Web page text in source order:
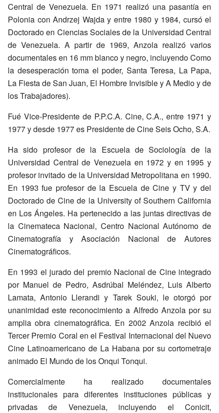
Central de Venezuela. En 1971 realizó una pasantía en
Polonia con Andrzej Wajda y entre 1980 y 1984, cursó el
Doctorado en Ciencias Sociales de la Universidad Central
de Venezuela. A partir de 1969, Anzola realizó varios
documentales en 16 mm blanco y negro, incluyendo Como
la desesperación toma el poder, Santa Teresa, La Papa,
La Fiesta de San Juan, El Hombre Invisible y A Medio y de
los Trabajadores).
Fué Vice-Presidente de P.P.C.A. Cine, C.A., entre 1971 y
1977 y desde 1977 es Presidente de Cine Seis Ocho, S.A.
Ha sido profesor de la Escuela de Sociología de la
Universidad Central de Venezuela en 1972 y en 1995 y
profesor invitado de la Universidad Metropolitana en 1990.
En 1993 fue profesor de la Escuela de Cine y TV y del
Doctorado de Cine de la University of Southern California
en Los Ángeles. Ha pertenecido a las juntas directivas de
la Cinemateca Nacional, Centro Nacional Autónomo de
Cinematografía y Asociación Nacional de Autores
Cinematográficos.
En 1993 el jurado del premio Nacional de Cine integrado
por Manuel de Pedro, Asdrúbal Meléndez, Luis Alberto
Lamata, Antonio Llerandi y Tarek Souki, le otorgó por
unanimidad este reconocimiento a Alfredo Anzola por su
amplia obra cinematográfica. En 2002 Anzola recibió el
Tercer Premio Coral en el Festival Internacional del Nuevo
Cine Latinoamericano de La Habana por su cortometraje
animado El Mundo de los Onqui Tonqui.
Comercialmente ha realizado documentales
institucionales para diferentes instituciones públicas y
privadas de Venezuela, incluyendo el Conicit,